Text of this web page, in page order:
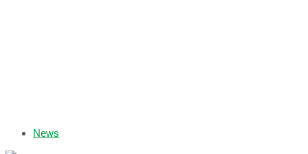
News